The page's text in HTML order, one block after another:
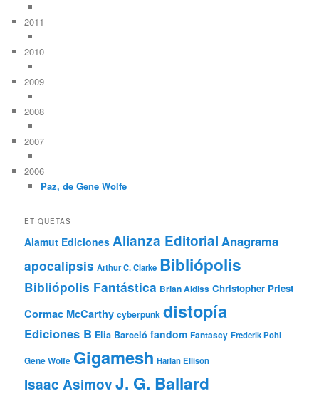
2011
2010
2009
2008
2007
2006
Paz, de Gene Wolfe
ETIQUETAS
Alamut Ediciones Alianza Editorial Anagrama
apocalipsis Arthur C. Clarke Bibliópolis
Bibliópolis Fantástica Brian Aldiss Christopher Priest
Cormac McCarthy cyberpunk distopía
Ediciones B Elia Barceló fandom Fantascy Frederik Pohl
Gene Wolfe Gigamesh Harlan Ellison
Isaac AsimovJ. G. Ballard